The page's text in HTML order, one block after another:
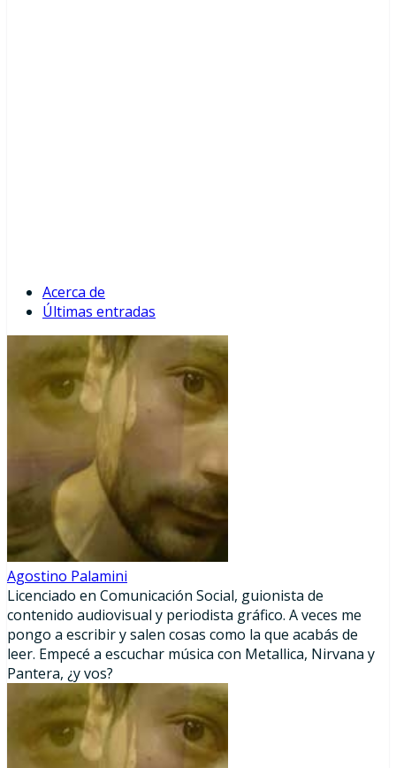
Acerca de
Últimas entradas
Agostino Palamini
Licenciado en Comunicación Social, guionista de
contenido audiovisual y periodista gráfico. A veces me
pongo a escribir y salen cosas como la que acabás de
leer. Empecé a escuchar música con Metallica, Nirvana y
Pantera, ¿y vos?